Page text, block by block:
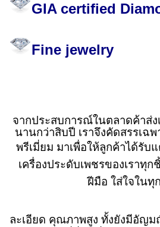
GIA certified
Fine jewelry
จากประสบการณ์ในตลาดค้าส่
นานกว่าสิบปี เราจึงคัดสรรเฉ
พรีเมี่ยม มาเพื่อให้ลูกค้าได้รับ
เครื่องประดับเพชรของเราทุ
ฝีมือ ใส่ใจในทุ
ละเอียด คุณภาพสูง ทั้งยังมีอัญม